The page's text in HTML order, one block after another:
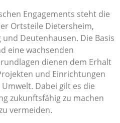
Engagements steht die
Ortsteile Dietersheim,
Deutenhausen. Die Basis
eine wachsenden
dienen dem Erhalt
und Einrichtungen
Dabei gilt es die
zukunftsfähig zu machen
vermeiden.